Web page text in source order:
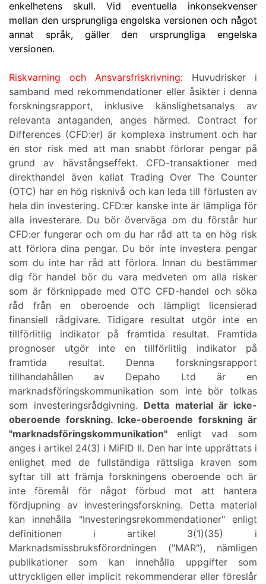
enkelhetens skull. Vid eventuella inkonsekvenser
mellan den ursprungliga engelska versionen och något
annat språk, gäller den ursprungliga engelska
versionen.
Riskvarning och Ansvarsfriskrivning: Huvudrisker i
samband med rekommendationer eller åsikter i denna
forskningsrapport, inklusive känslighetsanalys av
relevanta antaganden, anges härmed. Contract for
Differences (CFD:er) är komplexa instrument och har
en stor risk med att man snabbt förlorar pengar på
grund av hävstångseffekt. CFD-transaktioner med
direkthandel även kallat Trading Over The Counter
(OTC) har en hög risknivå och kan leda till förlusten av
hela din investering. CFD:er kanske inte är lämpliga för
alla investerare. Du bör överväga om du förstår hur
CFD:er fungerar och om du har råd att ta en hög risk
att förlora dina pengar. Du bör inte investera pengar
som du inte har råd att förlora. Innan du bestämmer
dig för handel bör du vara medveten om alla risker
som är förknippade med OTC CFD-handel och söka
råd från en oberoende och lämpligt licensierad
finansiell rådgivare. Tidigare resultat utgör inte en
tillförlitlig indikator på framtida resultat. Framtida
prognoser utgör inte en tillförlitlig indikator på
framtida resultat. Denna forskningsrapport
tillhandahållen av Depaho Ltd är en
marknadsföringskommunikation som inte bör tolkas
som investeringsrådgivning. Detta material är icke-
oberoende forskning. Icke-oberoende forskning är
"marknadsföringskommunikation" enligt vad som
anges i artikel 24(3) i MiFID II. Den har inte upprättats i
enlighet med de fullständiga rättsliga kraven som
syftar till att främja forskningens oberoende och är
inte föremål för något förbud mot att hantera
fördjupning av investeringsforskning. Detta material
kan innehålla "Investeringsrekommendationer" enligt
definitionen i artikel 3(1)(35) i
Marknadsmissbruksförordningen ("MAR"), nämligen
publikationer som kan innehålla uppgifter som
uttryckligen eller implicit rekommenderar eller föreslår